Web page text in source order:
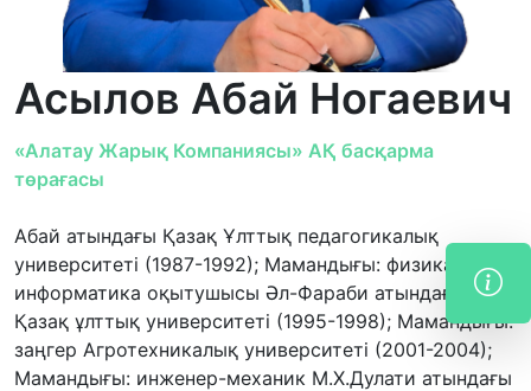
Асылов Абай Ногаевич
«Алатау Жарық Компаниясы» АҚ басқарма
төрағасы
Абай атындағы Қазақ Ұлттық педагогикалық
университеті (1987-1992); Мамандығы: физика және
информатика оқытушысы Әл-Фараби атындағы
Қазақ ұлттық университеті (1995-1998); Мамандығы:
заңгер Агротехникалық университеті (2001-2004);
Мамандығы: инженер-механик М.Х.Дулати атындағы